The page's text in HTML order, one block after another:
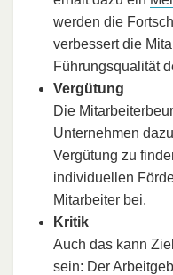
werden die
verbessert die
Führungsqualität
Vergütung
Die
Unternehmen
Vergütung zu
individuellen
Mitarbeiter bei.
Kritik
Auch das kann
sein: Der